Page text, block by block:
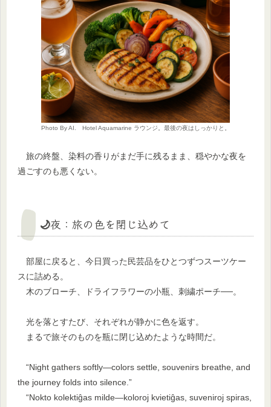
Photo By AI. Hotel Aquamarine ラウンジ。最後の夜はしっかりと。
旅の終盤、染料の香りがまだ手に残るまま、穏やかな夜を
過ごすのも悪くない。
🌙夜：旅の色を閉じ込めて
部屋に戻ると、今日買った民芸品をひとつずつスーツケー
スに詰める。
木のブローチ、ドライフラワーの小瓶、刺繍ポーチ──。
光を落とすたび、それぞれが静かに色を返す。
まるで旅そのものを瓶に閉じ込めたような時間だ。
“Night gathers softly—colors settle, souvenirs breathe, and
the journey folds into silence.”
“Nokto kolektiĝas milde—koloroj kvietiĝas, suveniroj spiras,